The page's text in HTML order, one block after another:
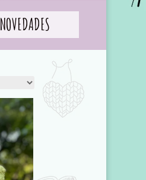
NOVEDADES